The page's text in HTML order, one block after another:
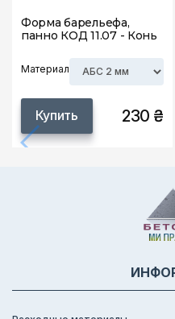
Форма барельефа,
панно КОД 11.07 - Конь
Материал
Купить 230 ₴